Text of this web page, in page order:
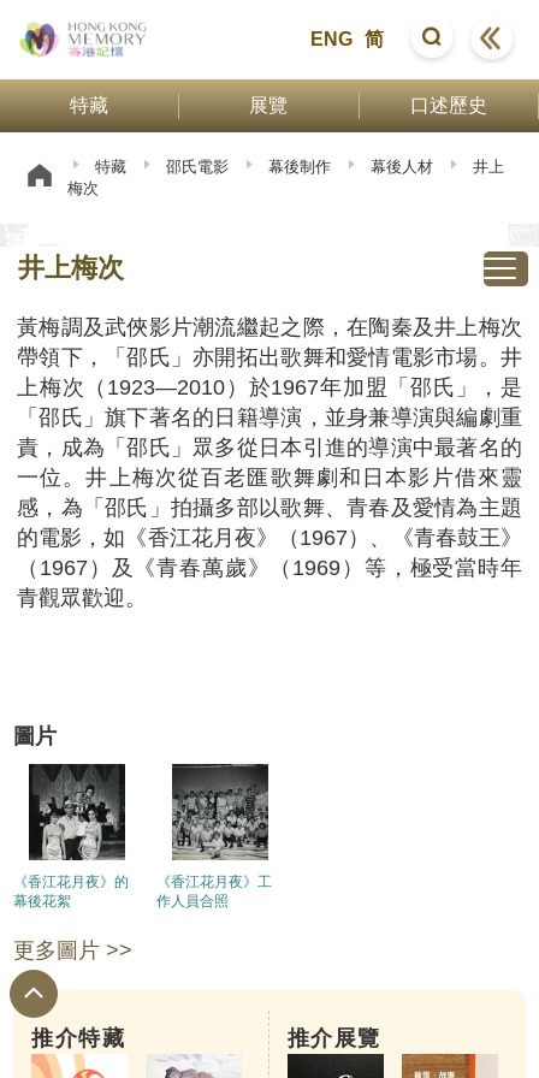
ENG 简
特藏 展覽 口述歷史
特藏 邵氏電影 幕後制作 幕後人材
井上
梅次
井上梅次
黃梅調及武俠影片潮流繼起之際，在陶秦及井上梅次
帶領下，「邵氏」亦開拓出歌舞和愛情電影市場。井
上梅次（1923—2010）於1967年加盟「邵氏」，是
「邵氏」旗下著名的日籍導演，並身兼導演與編劇重
責，成為「邵氏」眾多從日本引進的導演中最著名的
一位。井上梅次從百老匯歌舞劇和日本影片借來靈
感，為「邵氏」拍攝多部以歌舞、青春及愛情為主題
的電影，如《香江花月夜》（1967）、《青春鼓王》
（1967）及《青春萬歲》（1969）等，極受當時年
青觀眾歡迎。
圖片
《香江花月夜》的
幕後花絮
《香江花月夜》工
作人員合照
更多圖片 >>
推介特藏 推介展覽